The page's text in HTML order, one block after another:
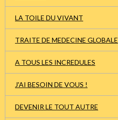
LA TOILE DU VIVANT
TRAITE DE MEDECINE GLOBALE
A TOUS LES INCREDULES
J'AI BESOIN DE VOUS !
DEVENIR LE TOUT AUTRE